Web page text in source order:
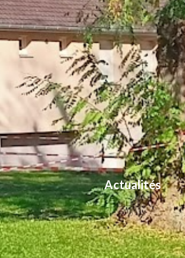
Actualités